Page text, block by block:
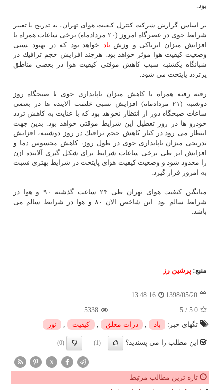
بود.
بر اساس گزارش شركت كنترل كیفیت هوای تهران، به تدریج با تغییر
شرایط جوی در عصرگاه امروز (۲۰ مردادماه) برخی ساعات همراه با
افزایش میزان ابرناكی و وزش باد
خواهد بود كه در بهبود نسبی
وضعیت كیفیت هوا موثر خواهد بود. هرچند افزایش حجم ترافیك در
شبانگاه یكشنبه سبب كاهش موقتی كیفیت هوا در بعضی مناطق
پرتردد پایتخت می شود.
رفته رفته همراه با كاهش میزان ناپایداری جوی تا صبحگاه روز
دوشنبه (۲۱ مردادماه) افزایش نسبی غلظت آلاینده ها در بعضی
ساعات صبحگاه دور از انتظار نخواهد بود كه با عنایت به كاهش تردد
خودرو ها در روز تعطیل این شرایط موقتی خواهد بود. بدین جهت
انتظار می رود در كنار كاهش حجم ترافیك در روز دوشنبه، افزایش
تدریجی میزان ناپایداری جوی در طول روز، كاهش محسوس دما و
افزایش ابر طی برخی ساعات شرایط برای شكل گیری آلاینده ازن
را محدود شود و وضعیت كیفیت هوای پایتخت در شرایط بهتری نسبت
به امروز قرار گیرد.
میانگین كیفیت هوای تهران طی ۲۴ ساعت گذشته ۹۰ و هوا در
شرایط سالم بود. این شاخص الان ۸۰ و هوا در شرایط سالم می
باشد.
منبع: پرشین رز
1398/05/20
13:48:16
5.0
/
5
5338
تگهای خبر:
باد , ذرات معلق , كیفیت , نور
این مطلب را می پسندید؟ (1)
(0)
X
تازه ترین مطالب مرتبط